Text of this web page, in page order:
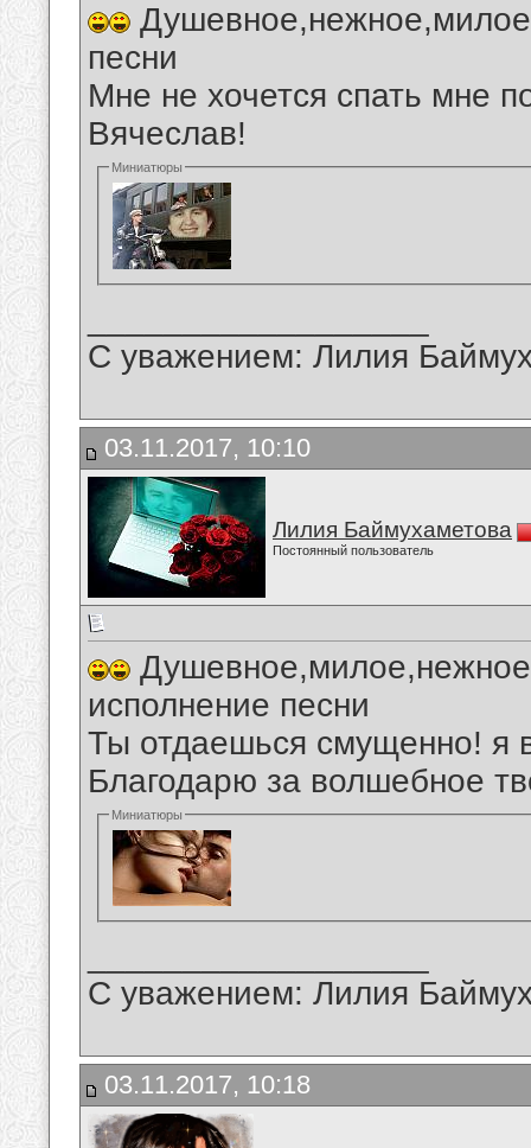
Душевное,нежное,милое
песни
Мне не хочется спать мне
Вячеслав!
Миниатюры
С уважением: Лилия
03.11.2017, 10:10
Лилия Баймухаметова
Постоянный пользователь
исполнение песни
Ты отдаешься смущенно! я
Благодарю за волшебное
Миниатюры
С уважением: Лилия
03.11.2017, 10:18